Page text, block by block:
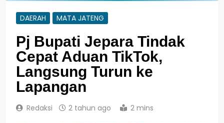
DAERAH MATA JATENG
Pj Bupati Jepara Tindak
Cepat Aduan TikTok,
Langsung Turun ke
Lapangan
Redaksi 2 tahun ago 2 mins